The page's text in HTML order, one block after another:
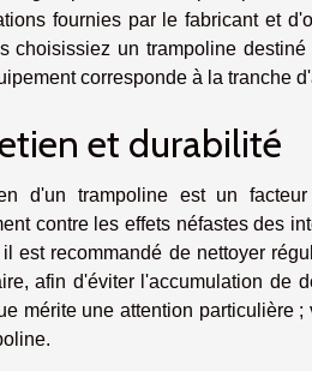
fournies par le fabricant et
choisissiez un trampoline
corresponde à la tranche
et durabilité
d'un trampoline est un
contre les effets néfastes des
est recommandé de nettoyer
afin d'éviter l'accumulation de
mérite une attention particulière